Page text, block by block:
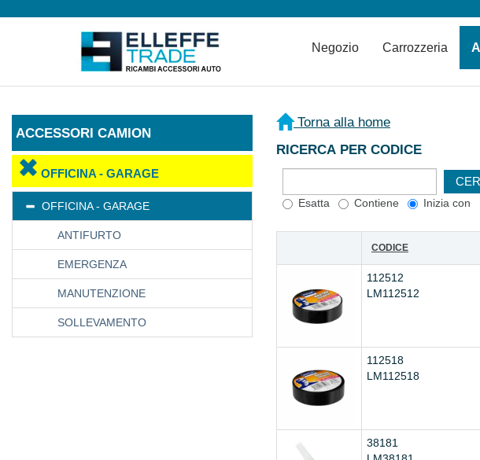
Negozio Carrozzeria
ACCESSORI CAMION
OFFICINA - GARAGE
OFFICINA - GARAGE
ANTIFURTO
EMERGENZA
MANUTENZIONE
SOLLEVAMENTO
Torna alla home
RICERCA PER CODICE
Esatta Contiene Inizia con
CODICE
112512
LM112512
112518
LM112518
38181